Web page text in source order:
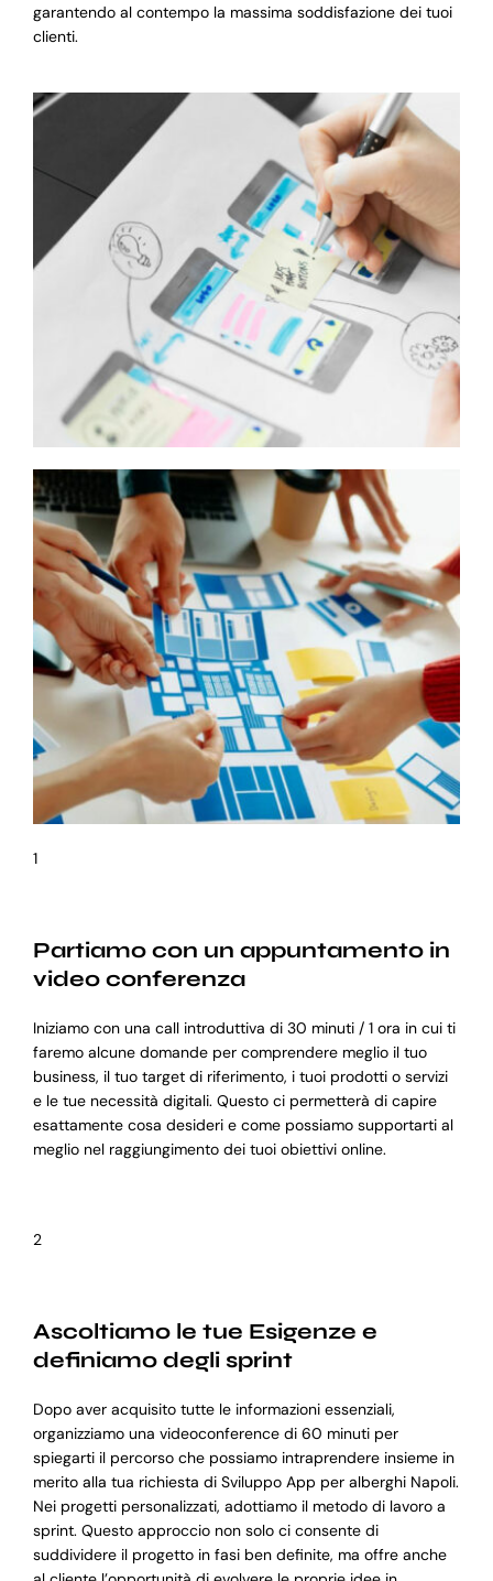
garantendo al contempo la massima soddisfazione dei tuoi
clienti.
1
Partiamo con un appuntamento in
video conferenza
Iniziamo con una call introduttiva di 30 minuti / 1 ora in cui ti
faremo alcune domande per comprendere meglio il tuo
business, il tuo target di riferimento, i tuoi prodotti o servizi
e le tue necessità digitali. Questo ci permetterà di capire
esattamente cosa desideri e come possiamo supportarti al
meglio nel raggiungimento dei tuoi obiettivi online.
2
Ascoltiamo le tue Esigenze e
definiamo degli sprint
Dopo aver acquisito tutte le informazioni essenziali,
organizziamo una videoconference di 60 minuti per
spiegarti il percorso che possiamo intraprendere insieme in
merito alla tua richiesta di Sviluppo App per alberghi Napoli.
Nei progetti personalizzati, adottiamo il metodo di lavoro a
sprint. Questo approccio non solo ci consente di
suddividere il progetto in fasi ben definite, ma offre anche